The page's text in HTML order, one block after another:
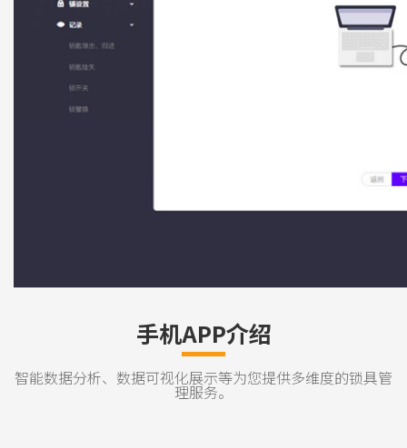
部门管理
组织管理结构化
将钥匙放在发卡器上，
为每把钥匙设置开锁权限和
开关锁记录一目了然
手机APP介绍
智能数据分析、数据可视化展示等为您提供多维度的锁具管
理服务。